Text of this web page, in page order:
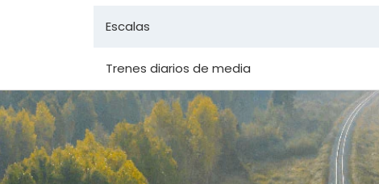
Escalas
Trenes diarios de media